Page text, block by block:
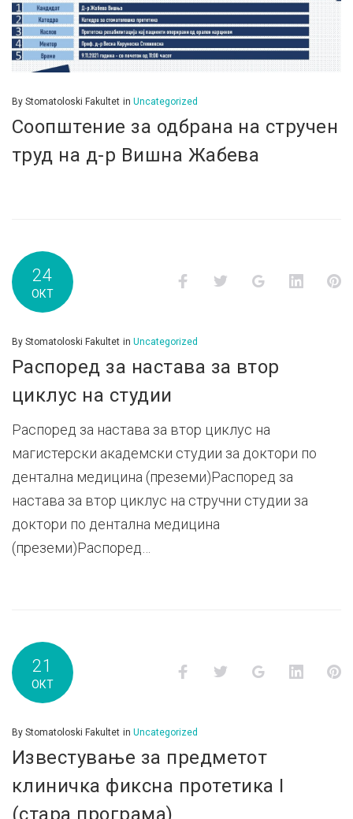
By Stomatoloski Fakultet in Uncategorized
Соопштение за одбрана на стручен
труд на д-р Вишна Жабева
24
ОКТ
FacebookTwitter Google+
By Stomatoloski Fakultet in Uncategorized
Распоред за настава за втор
циклус на студии
Распоред за настава за втор циклус на
магистерски академски студии за доктори по
дентална медицина (преземи)Распоред за
настава за втор циклус на стручни студии за
доктори по дентална медицина
(преземи)Распоред…
21
ОКТ
FacebookTwitter Google+
By Stomatoloski Fakultet in Uncategorized
Известување за предметот
клиничка фиксна протетика I